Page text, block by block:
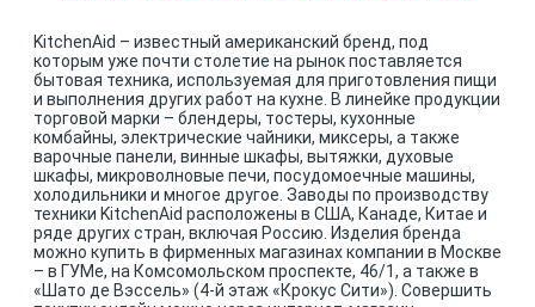
KitchenAid – известный американский бренд, под
которым уже почти столетие на рынок поставляется
бытовая техника, используемая для приготовления пищи
и выполнения других работ на кухне. В линейке продукции
торговой марки – блендеры, тостеры, кухонные
комбайны, электрические чайники, миксеры, а также
варочные панели, винные шкафы, вытяжки, духовые
шкафы, микроволновые печи, посудомоечные машины,
холодильники и многое другое. Заводы по производству
техники KitchenAid расположены в США, Канаде, Китае и
ряде других стран, включая Россию. Изделия бренда
можно купить в фирменных магазинах компании в Москве
– в ГУМе, на Комсомольском проспекте, 46/1, а также в
«Шато де Вэссель» (4-й этаж «Крокус Сити»). Совершить